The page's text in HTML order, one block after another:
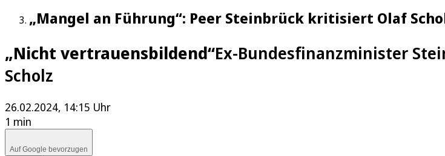
„Mangel an Führung“: Peer Steinbrück kritisiert Olaf
„Nicht vertrauensbildend“Ex-Bundesfinanzminister
Scholz
26.02.2024, 14:15 Uhr
1 min
Auf Google bevorzugen